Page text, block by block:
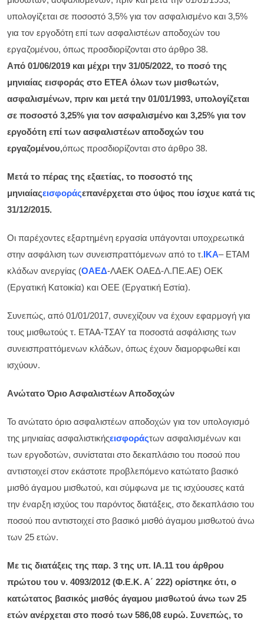
υπολογίζεται σε ποσοστό 3,5% για τον ασφαλισμένο και 3,5%
για τον εργοδότη επί των ασφαλιστέων αποδοχών του
εργαζομένου, όπως προσδιορίζονται στο άρθρο 38.
Από 01/06/2019 και μέχρι την 31/05/2022, το ποσό της
μηνιαίας εισφοράς στο ΕΤΕΑ όλων των μισθωτών,
ασφαλισμένων, πριν και μετά την 01/01/1993, υπολογίζεται
σε ποσοστό 3,25% για τον ασφαλισμένο και 3,25% για τον
εργοδότη επί των ασφαλιστέων αποδοχών του
εργαζομένου,όπως προσδιορίζονται στο άρθρο 38.
Μετά το πέρας της εξαετίας, το ποσοστό της
μηνιαίαςεισφοράςεπανέρχεται στο ύψος που ίσχυε κατά τις
31/12/2015.
Οι παρέχοντες εξαρτημένη εργασία υπάγονται υποχρεωτικά
στην ασφάλιση των συνεισπραττόμενων από το τ.ΙΚΑ– ΕΤΑΜ
κλάδων ανεργίας (ΟΑΕΔ-ΛΑΕΚ ΟΑΕΔ-Λ.ΠΕ.ΑΕ) ΟΕΚ
(Εργατική Κατοικία) και ΟΕΕ (Εργατική Εστία).
Συνεπώς, από 01/01/2017, συνεχίζουν να έχουν εφαρμογή για
τους μισθωτούς τ. ΕΤΑΑ-ΤΣΑΥ τα ποσοστά ασφάλισης των
συνεισπραττόμενων κλάδων, όπως έχουν διαμορφωθεί και
ισχύουν.
Aνώτατο Όριο Ασφαλιστέων Αποδοχών
Το ανώτατο όριο ασφαλιστέων αποδοχών για τον υπολογισμό
της μηνιαίας ασφαλιστικήςεισφοράςτων ασφαλισμένων και
των εργοδοτών, συνίσταται στο δεκαπλάσιο του ποσού που
αντιστοιχεί στον εκάστοτε προβλεπόμενο κατώτατο βασικό
μισθό άγαμου μισθωτού, και σύμφωνα με τις ισχύουσες κατά
την έναρξη ισχύος του παρόντος διατάξεις, στο δεκαπλάσιο του
ποσού που αντιστοιχεί στο βασικό μισθό άγαμου μισθωτού άνω
των 25 ετών.
Με τις διατάξεις της παρ. 3 της υπ. ΙΑ.11 του άρθρου
πρώτου του ν. 4093/2012 (Φ.Ε.Κ. Α΄ 222) ορίστηκε ότι, ο
κατώτατος βασικός μισθός άγαμου μισθωτού άνω των 25
ετών ανέρχεται στο ποσό των 586,08 ευρώ. Συνεπώς, το